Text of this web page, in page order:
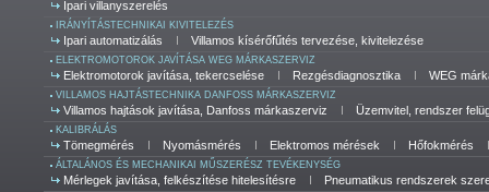
Ipari villanyszerelés
IRÁNYÍTÁSTECHNIKAI KIVITELEZÉS
Ipari automatizálás Villamos kísérőfűtés tervezése, kivitelezése
ELEKTROMOTOROK JAVÍTÁSA WEG MÁRKASZERVIZ
Elektromotorok javítása, tekercselése Rezgésdiagnosztika WEG
VILLAMOS HAJTÁSTECHNIKA DANFOSS MÁRKASZERVIZ
Villamos hajtások javítása, Danfoss márkaszerviz Üzemvitel, rendszer
KALIBRÁLÁS
Tömegmérés Nyomásmérés Elektromos mérések Hőfokmérés
ÁLTALÁNOS ÉS MECHANIKAI MŰSZERÉSZ TEVÉKENYSÉG
Mérlegek javítása, felkészítése hitelesítésre Pneumatikus rendszerek